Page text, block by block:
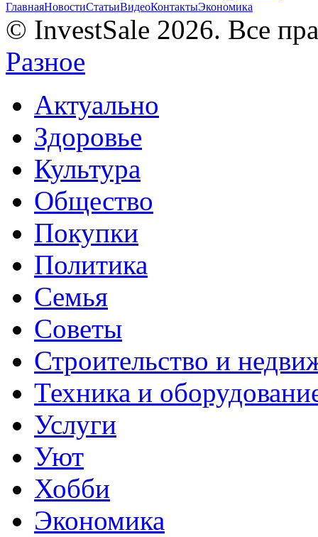
ГлавнаяНовостиСтатьиВидеоКонтактыЭкономика
© InvestSale 2026. Все
Разное
Актуально
Здоровье
Культура
Общество
Покупки
Политика
Семья
Советы
Строительство и
Техника и
Услуги
Уют
Хобби
Экономика